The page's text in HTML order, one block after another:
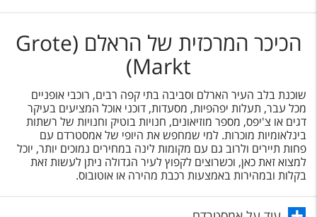
הכיכר המרכזית של הראלם (Grote
Markt)
שוכנת בלב העיר הארלם וסביבה בתי קפה רבים, רוכבי אופניים
מכל עבר, תעלות יפהפיות, מסעדות, דוכני אוכל המציעים בעיקר
דגים או צ'יפס, מספר מוזיאונים, חנויות בוטיק וחנויות של רשתות
בינלאומיות מוכרות. למי שמחפש את היופי של אמסטרדם עם
פחות תיירים ולרוב גם עם מקומות לינה במחירים נמוכים יותר, יוכל
למצוא זאת כאן, וכשרוצים לקפוץ לעיר הגדולה ניתן לעשות זאת
בקלות ובמהירות באמצעות רכבת מהירה או אוטובוס.